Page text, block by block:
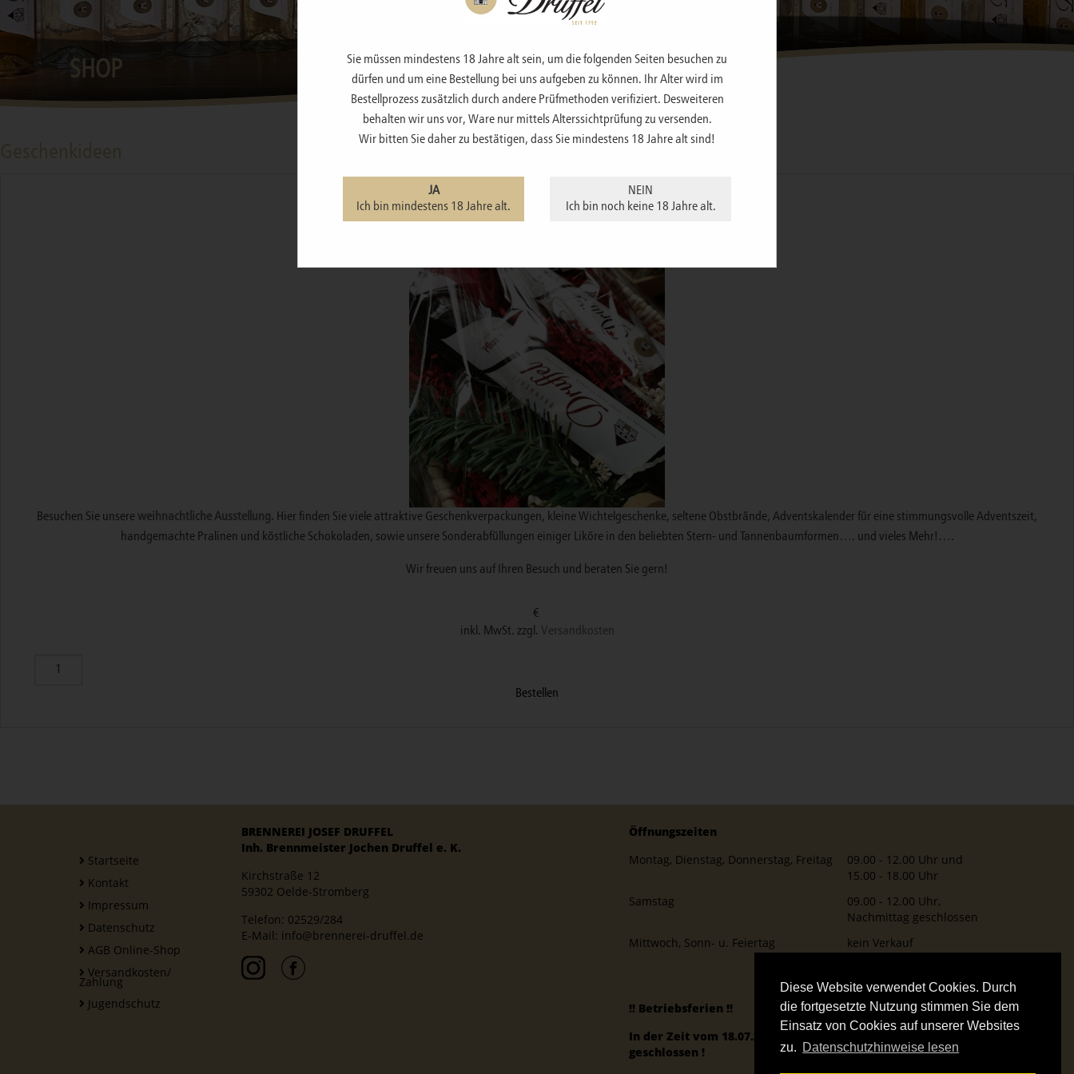
Diese Website verwendet Cookies. Durch
die fortgesetzte Nutzung stimmen Sie dem
Einsatz von Cookies auf unserer Websites
zu. Datenschutzhinweise lesen
SHOP
Besuchen Sie unsere weihnachtliche Ausstellung. Hier finden Sie viele attraktive Geschenkverpackungen, kleine Wichtelgeschenke, seltene Obstbrände, Adventskalender für eine stimmungsvolle Adventszeit,
handgemachte Pralinen und köstliche Schokoladen, sowie unsere Sonderabfüllungen einiger Liköre in den beliebten Stern- und Tannenbaumformen…. und vieles Mehr!….
Wir freuen uns auf Ihren Besuch und beraten Sie gern!
€
inkl. MwSt. zzgl. Versandkosten
Bestellen
Startseite
Kontakt
Impressum
Datenschutz
AGB Online-Shop
Versandkosten/
Zahlung
Jugendschutz
BRENNEREI JOSEF DRUFFEL
Inh. Brennmeister Jochen Druffel e. K.
Kirchstraße 12
59302 Oelde-Stromberg
Telefon: 02529/284
E-Mail: info@brennerei-druffel.de
Öffnungszeiten
Montag, Dienstag, Donnerstag, Freitag
09.00 - 12.00 Uhr und
15.00 - 18.00 Uhr
Samstag
09.00 - 12.00 Uhr,
Nachmittag geschlossen
Mittwoch, Sonn- u. Feiertag
kein Verkauf
!! Betriebsferien !!
In der Zeit vom 18.07.2026 - 02.08.2026 bleibt der Verkauf
geschlossen !
Sie müssen mindestens 18 Jahre alt sein, um die folgenden Seiten besuchen zu
dürfen und um eine Bestellung bei uns aufgeben zu können. Ihr Alter wird im
Bestellprozess zusätzlich durch andere Prüfmethoden verifiziert. Desweiteren
behalten wir uns vor, Ware nur mittels Alterssichtprüfung zu versenden.
Wir bitten Sie daher zu bestätigen, dass Sie mindestens 18 Jahre alt sind!
JA
Ich bin mindestens 18 Jahre alt.
NEIN
Ich bin noch keine 18 Jahre alt.